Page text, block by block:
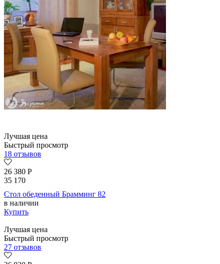
Лучшая цена
Быстрый просмотр
18 отзывов
26 380 Р
35 170
Стол обеденный Брамминг 82
в наличии
Купить
Лучшая цена
Быстрый просмотр
27 отзывов